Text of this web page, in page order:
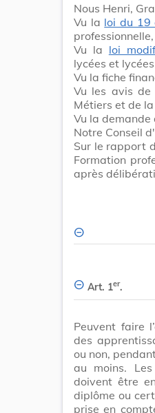
Nous Henri,
Vu la loi du 19
Vu la loi
lycées et
Vu la fiche
Vu les avis de
Métiers et de
Vu la
Notre Conseil
Sur le rapport
Formation
après
Art. 1er.
Peuvent faire
des
ou non,
au moins.
doivent être
diplôme ou
prise en